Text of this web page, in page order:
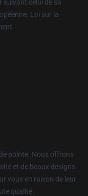
suivant celui de sa
Loi sur la
pointe. Nous offrons
et de beaux designs.
vous en raison de leur
qualité.